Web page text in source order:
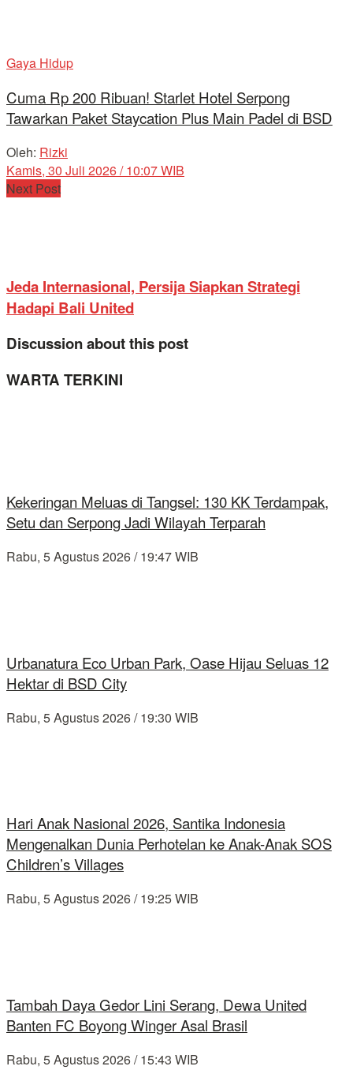
Gaya Hidup
Cuma Rp 200 Ribuan! Starlet Hotel Serpong
Tawarkan Paket Staycation Plus Main Padel di BSD
Oleh: Rizki
Kamis, 30 Juli 2026 / 10:07 WIB
Next Post
Jeda Internasional, Persija Siapkan Strategi
Hadapi Bali United
Discussion about this post
WARTA TERKINI
Kekeringan Meluas di Tangsel: 130 KK Terdampak,
Setu dan Serpong Jadi Wilayah Terparah
Rabu, 5 Agustus 2026 / 19:47 WIB
Urbanatura Eco Urban Park, Oase Hijau Seluas 12
Hektar di BSD City
Rabu, 5 Agustus 2026 / 19:30 WIB
Hari Anak Nasional 2026, Santika Indonesia
Mengenalkan Dunia Perhotelan ke Anak-Anak SOS
Children’s Villages
Rabu, 5 Agustus 2026 / 19:25 WIB
Tambah Daya Gedor Lini Serang, Dewa United
Banten FC Boyong Winger Asal Brasil
Rabu, 5 Agustus 2026 / 15:43 WIB